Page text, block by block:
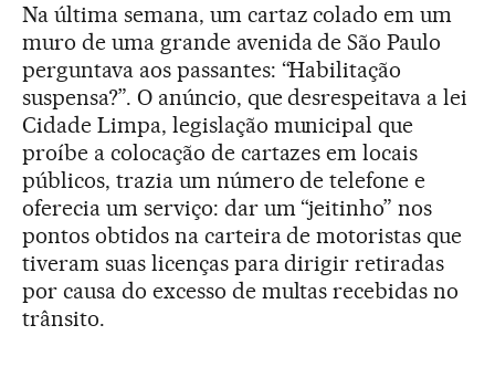
Na última semana, um cartaz colado em um
muro de uma grande avenida de São Paulo
perguntava aos passantes: “Habilitação
suspensa?”. O anúncio, que desrespeitava a lei
Cidade Limpa, legislação municipal que
proíbe a colocação de cartazes em locais
públicos, trazia um número de telefone e
oferecia um serviço: dar um “jeitinho” nos
pontos obtidos na carteira de motoristas que
tiveram suas licenças para dirigir retiradas
por causa do excesso de multas recebidas no
trânsito.